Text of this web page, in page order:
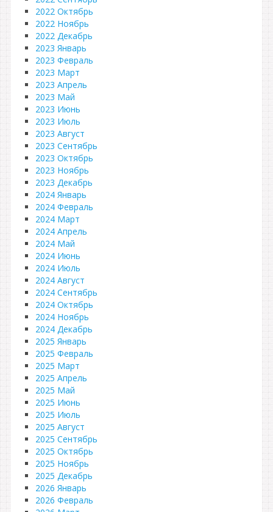
2022 Октябрь
2022 Ноябрь
2022 Декабрь
2023 Январь
2023 Февраль
2023 Март
2023 Апрель
2023 Май
2023 Июнь
2023 Июль
2023 Август
2023 Сентябрь
2023 Октябрь
2023 Ноябрь
2023 Декабрь
2024 Январь
2024 Февраль
2024 Март
2024 Апрель
2024 Май
2024 Июнь
2024 Июль
2024 Август
2024 Сентябрь
2024 Октябрь
2024 Ноябрь
2024 Декабрь
2025 Январь
2025 Февраль
2025 Март
2025 Апрель
2025 Май
2025 Июнь
2025 Июль
2025 Август
2025 Сентябрь
2025 Октябрь
2025 Ноябрь
2025 Декабрь
2026 Январь
2026 Февраль